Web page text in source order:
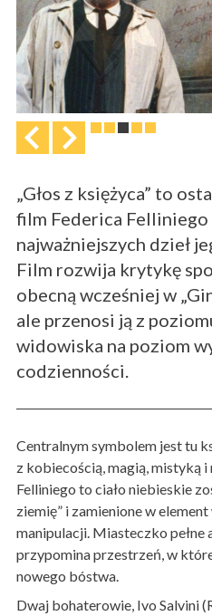
„Głos z księżyca” to
film Federica Felliniego
najważniejszych dzieł
Film rozwija krytykę
obecną wcześniej w
ale przenosi ją z
widowiska na poziom
codzienności.
Centralnym symbolem jest tu
z kobiecością, magią, mistyką
Felliniego to ciało niebieskie
ziemię” i zamienione w
manipulacji. Miasteczko
przypomina przestrzeń, w
nowego bóstwa.
Dwaj bohaterowie, Ivo Salvini